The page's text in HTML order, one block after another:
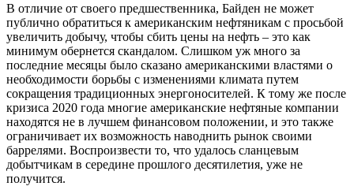
В отличие от своего предшественника, Байден не может
публично обратиться к американским нефтяникам с просьбой
увеличить добычу, чтобы сбить цены на нефть – это как
минимум обернется скандалом. Слишком уж много за
последние месяцы было сказано американскими властями о
необходимости борьбы с изменениями климата путем
сокращения традиционных энергоносителей. К тому же после
кризиса 2020 года многие американские нефтяные компании
находятся не в лучшем финансовом положении, и это также
ограничивает их возможность наводнить рынок своими
баррелями. Воспроизвести то, что удалось сланцевым
добытчикам в середине прошлого десятилетия, уже не
получится.